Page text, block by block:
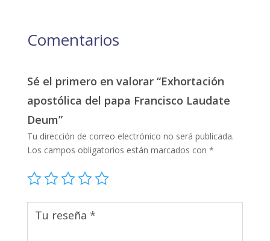
Comentarios
Sé el primero en valorar “Exhortación
apostólica del papa Francisco Laudate
Deum”
Tu dirección de correo electrónico no será publicada.
Los campos obligatorios están marcados con *